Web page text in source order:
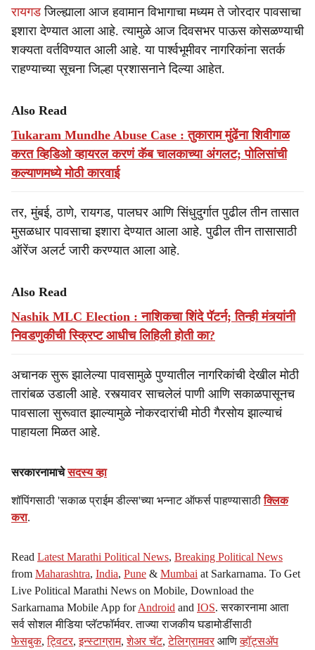
रायगडजिल्ह्याला आज हवामान विभागाचा मध्यम ते जोरदार पावसाचा
इशारा देण्यात आला आहे. त्यामुळे आज दिवसभर पाऊस कोसळण्याची
शक्यता वर्तविण्यात आली आहे. या पार्श्वभूमीवर नागरिकांना सतर्क
राहण्याच्या सूचना जिल्हा प्रशासनाने दिल्या आहेत.
Also Read
Tukaram Mundhe Abuse Case : तुकाराम मुंढेंना शिवीगाळ
करत व्हिडिओ व्हायरल करणं कॅब चालकाच्या अंगलट; पोलिसांची
कल्याणमध्ये मोठी कारवाई
तर, मुंबई, ठाणे, रायगड, पालघर आणि सिंधुदुर्गात पुढील तीन तासात
मुसळधार पावसाचा इशारा देण्यात आला आहे. पुढील तीन तासासाठी
ऑरेंज अलर्ट जारी करण्यात आला आहे.
Also Read
Nashik MLC Election : नाशिकचा शिंदे पॅटर्न; तिन्ही मंत्र्यांनी
निवडणुकीची स्क्रिप्ट आधीच लिहिली होती का?
अचानक सुरू झालेल्या पावसामुळे पुण्यातील नागरिकांची देखील मोठी
तारांबळ उडाली आहे. रस्त्यावर साचलेलं पाणी आणि सकाळपासूनच
पावसाला सुरूवात झाल्यामुळे नोकरदारांची मोठी गैरसोय झाल्याचं
पाहायला मिळत आहे.
सरकारनामाचेसदस्य व्हा
शॉपिंगसाठी 'सकाळ प्राईम डील्स'च्या भन्नाट ऑफर्स पाहण्यासाठीक्लिक
करा.
Read Latest Marathi Political News, Breaking Political News
from Maharashtra, India, Pune & Mumbai at Sarkarnama. To Get
Live Political Marathi News on Mobile, Download the
Sarkarnama Mobile App forAndroid and IOS. सरकारनामा आता
सर्व सोशल मीडिया प्लॅटफॉर्मवर. ताज्या राजकीय घडामोडींसाठी
फेसबुक,ट्विटर,इन्स्टाग्राम,शेअर चॅट,टेलिग्रामवर आणिव्हॉट्सॲप